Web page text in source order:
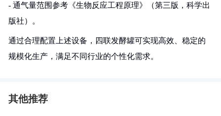
- 通气量范围参考《生物反应工程原理》（第三版，科学出
版社）。
通过合理配置上述设备，四联发酵罐可实现高效、稳定的
规模化生产，满足不同行业的个性化需求。
其他推荐